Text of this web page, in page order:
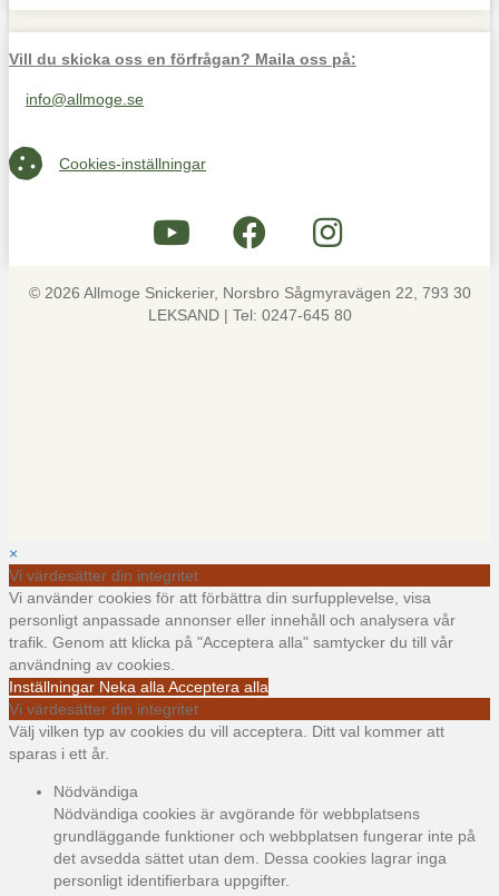
Vill du skicka oss en förfrågan? Maila oss på:
Maila oss på info@allmoge.se
info@allmoge.se
Cookies-inställningar
Cookies-inställningar
© 2026 Allmoge Snickerier, Norsbro Sågmyravägen 22, 793 30
LEKSAND | Tel: 0247-645 80
×
Vi värdesätter din integritet
Vi använder cookies för att förbättra din surfupplevelse, visa
personligt anpassade annonser eller innehåll och analysera vår
trafik. Genom att klicka på "Acceptera alla" samtycker du till vår
användning av cookies.
Inställningar Neka alla Acceptera alla
Vi värdesätter din integritet
Välj vilken typ av cookies du vill acceptera. Ditt val kommer att
sparas i ett år.
Nödvändiga
Nödvändiga cookies är avgörande för webbplatsens
grundläggande funktioner och webbplatsen fungerar inte på
det avsedda sättet utan dem. Dessa cookies lagrar inga
personligt identifierbara uppgifter.